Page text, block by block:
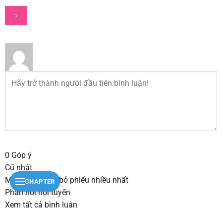
CHAPTER
0 Góp ý
Cũ nhất
Mới nhất Được bỏ phiếu nhiều nhất
Phản hồi nội tuyến
Xem tất cả bình luận